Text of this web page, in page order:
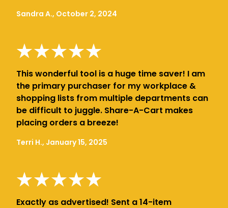
Sandra A., October 2, 2024
This wonderful tool is a huge time saver! I am
the primary purchaser for my workplace &
shopping lists from multiple departments can
be difficult to juggle. Share-A-Cart makes
placing orders a breeze!
Terri H., January 15, 2025
Exactly as advertised! Sent a 14-item